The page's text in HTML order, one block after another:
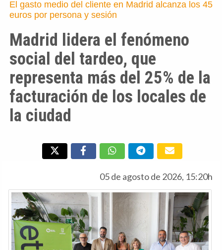
El gasto medio del cliente en Madrid alcanza los 45
euros por persona y sesión
Madrid lidera el fenómeno
social del tardeo, que
representa más del 25% de la
facturación de los locales de
la ciudad
05 de agosto de 2026, 15:20h